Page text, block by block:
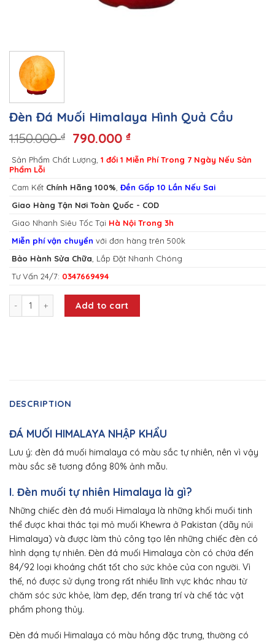
Đèn Đá Muối Himalaya Hình Quả Cầu
1.150.000₫ 790.000₫
Sản Phẩm Chất Lượng, 1 đổi 1 Miễn Phí Trong 7 Ngày Nếu Sản
Phẩm Lỗi
Cam Kết Chính Hãng 100% Đền Gấp 10 Lần Nếu Sai
Giao Hàng Tận Nơi Toàn Quốc - COD
Giao Nhanh Siêu Tốc Tại Hà Nội Trong 3h
Miễn phí vận chuyển với đơn hàng trên 500k
Bảo Hành Sửa Chữa , Lắp Đặt Nhanh Chóng
Tư Vấn 24/7: 0347669494
Đèn Đá Muối Himalaya Hình Quả Cầu quantity
Add to cart
DESCRIPTION
ĐÁ MUỐI HIMALAYA NHẬP KHẨU
Lưu ý: đèn đá muối himalaya có màu sắc tự nhiên, nên vì vậy
màu sắc sẽ tương đồng 80% ảnh mẫu.
I. Đèn muối tự nhiên Himalaya là gì?
Những chiếc đèn đá muối Himalaya là những khối muối tinh
thể được khai thác tại mỏ muối Khewra ở Pakistan (dãy núi
Himalaya) và được làm thủ công tạo lên những chiếc đèn có
hình dạng tự nhiên. Đèn đá muối Himalaya còn có chứa đến
84/92 loại khoáng chất tốt cho sức khỏe của con người. Vì
thế, nó được sử dụng trong rất nhiều lĩnh vực khác nhau từ
chăm sóc sức khỏe, làm đẹp, đến trang trí và chế tác vật
phẩm phong thủy.
Đèn đá muối Himalaya có màu hồng đặc trưng, thường có